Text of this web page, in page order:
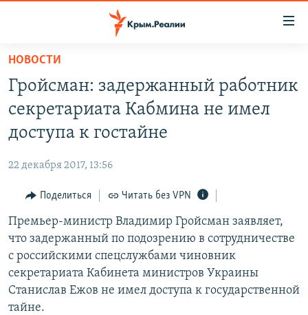
Вернуться
основному
содержанию
Вернутся
главной
навигации
Вернутся
поиску
СПЕЦПРОЕКТЫ
11 ЛЕТ ОККУПАЦИИ КРЫМА. 11 ИСТОРИЙ СОПРОТИВЛЕНИЯ
ВОДА
ЕЩЕ
ИНТЕРАКТИВ
ИНФОГРАФИКА
ТЕЛЕПРОЕКТ КРЫМ.РЕАЛИИ
СОВЕТЫ ПРАВОЗАЩИТНИКОВ
ПРОПАВШИЕ БЕЗ ВЕСТИ
РАДІО СВОБОДА
КАК ОБОЙТИ БЛОКИРОВКУ
Українською
Qırımtatar
НОВОСТИ
Гройсман: задержанный работник
секретариата Кабмина не имел
доступа к гостайне
22 декабря 2017, 13:56
Поделиться Читать без VPN
Премьер-министр Владимир Гройсман заявляет,
что задержанный по подозрению в сотрудничестве
с российскими спецслужбами чиновник
секретариата Кабинета министров Украины
Станислав Ежов не имел доступа к государственной
тайне.